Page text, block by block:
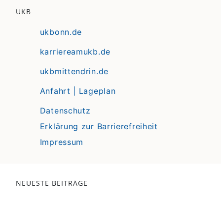
UKB
ukbonn.de
karriereamukb.de
ukbmittendrin.de
Anfahrt | Lageplan
Datenschutz
Erklärung zur Barrierefreiheit
Impressum
NEUESTE BEITRÄGE